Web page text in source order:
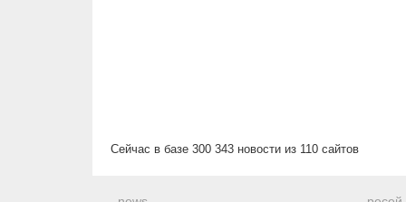
Сейчас в базе 300 343 новости из 110 сайтов